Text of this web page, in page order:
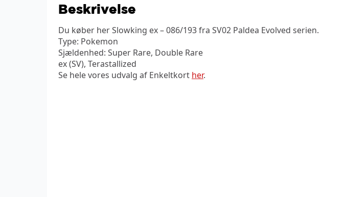
Beskrivelse
Du køber her Slowking ex – 086/193 fra SV02 Paldea Evolved serien.
Type: Pokemon
Sjældenhed: Super Rare, Double Rare
ex (SV), Terastallized
Se hele vores udvalg af Enkeltkort her.